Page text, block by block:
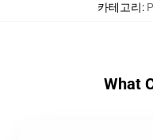
카테고리:
What